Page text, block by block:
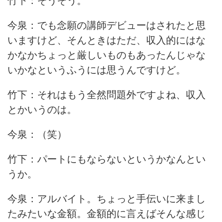
今泉：でも念願の講師デビューはされたと思
いますけど、そんときはただ、収入的にはな
かなかちょっと厳しいものもあったんじゃな
いかなというふうには思うんですけど。
竹下：それはもう全然問題外ですよね、収入
とかいうのは。
今泉：（笑）
竹下：パートにもならないというかなんとい
うか。
今泉：アルバイト。ちょっと手伝いに来まし
たみたいな金額。金額的に言えばそんな感じ